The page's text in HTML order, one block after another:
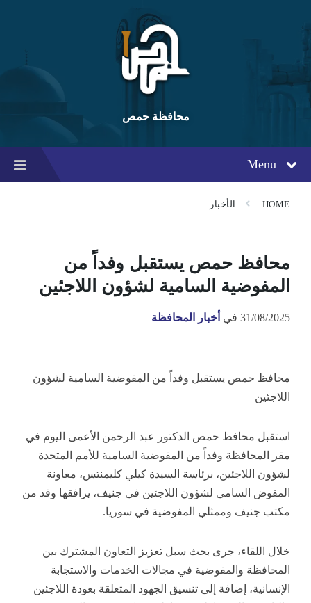
content
main
navigation
footer
محافظة حمص
Menu
HOME الأخبار
محافظ حمص يستقبل وفداً من
المفوضية السامية لشؤون اللاجئين
31/08/2025 في أخبار المحافظة
محافظ حمص يستقبل وفداً من المفوضية السامية لشؤون
اللاجئين
استقبل محافظ حمص الدكتور عبد الرحمن الأعمى اليوم في
مقر المحافظة وفداً من المفوضية السامية للأمم المتحدة
لشؤون اللاجئين، برئاسة السيدة كيلي كليمنتس، معاونة
المفوض السامي لشؤون اللاجئين في جنيف، يرافقها وفد من
مكتب جنيف وممثلي المفوضية في سوريا.
خلال اللقاء، جرى بحث سبل تعزيز التعاون المشترك بين
المحافظة والمفوضية في مجالات الخدمات والاستجابة
الإنسانية، إضافة إلى تنسيق الجهود المتعلقة بعودة اللاجئين